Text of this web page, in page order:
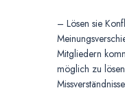
– Lösen sie
Mitgliedern
möglich zu